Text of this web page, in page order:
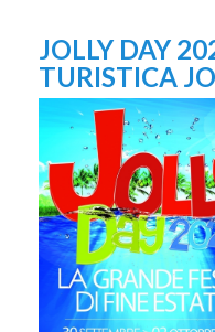
JOLLY DAY
TURISTICA